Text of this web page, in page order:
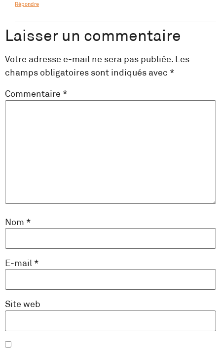
Répondre
Laisser un commentaire
Votre adresse e-mail ne sera pas publiée. Les
champs obligatoires sont indiqués avec *
Commentaire *
Nom *
E-mail *
Site web